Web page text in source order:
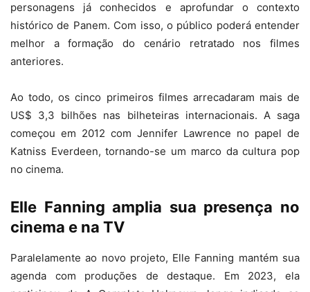
personagens já conhecidos e aprofundar o contexto
histórico de Panem. Com isso, o público poderá entender
melhor a formação do cenário retratado nos filmes
anteriores.
Ao todo, os cinco primeiros filmes arrecadaram mais de
US$ 3,3 bilhões nas bilheteiras internacionais. A saga
começou em 2012 com Jennifer Lawrence no papel de
Katniss Everdeen, tornando-se um marco da cultura pop
no cinema.
Elle Fanning amplia sua presença no
cinema e na TV
Paralelamente ao novo projeto, Elle Fanning mantém sua
agenda com produções de destaque. Em 2023, ela